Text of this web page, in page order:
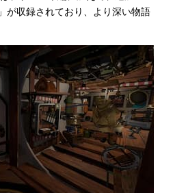
が収録されており、より深い物語